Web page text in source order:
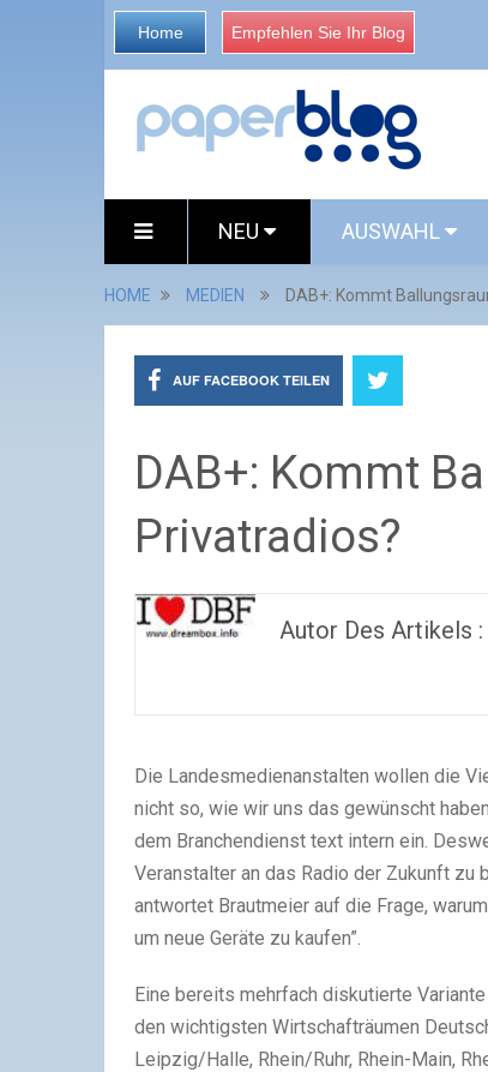
Home Empfehlen Sie Ihr Blog
NEU AUSWAHL
HOME MEDIEN DAB+: Kommt
AUF FACEBOOK TEILEN
DAB+: Kommt
Privatradios?
Autor Des Artikels :
Die Landesmedienanstalten wollen die
nicht so, wie wir uns das gewünscht
dem Branchendienst text intern ein.
Veranstalter an das Radio der Zukunft zu
antwortet Brautmeier auf die Frage,
um neue Geräte zu kaufen”.
Eine bereits mehrfach diskutierte
den wichtigsten Wirtschafträumen
Leipzig/Halle, Rhein/Ruhr, Rhein-Main,